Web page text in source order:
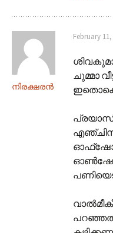
നിരക്ഷരന്‍
February
ചുമ്മാ